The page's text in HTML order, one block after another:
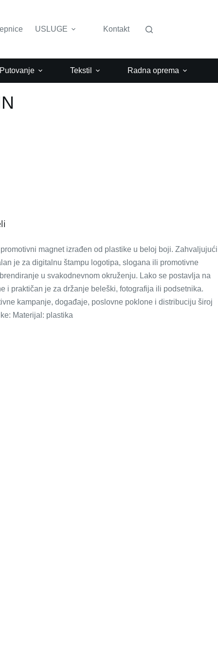
USLUGE Kontakt
Tekstil Radna oprema
magnet izrađen od plastike u beloj boji. Zahvaljujući
je za digitalnu štampu logotipa, slogana ili promotivne
u svakodnevnom okruženju. Lako se postavlja na
i praktičan je za držanje beleški, fotografija ili podsetnika.
kampanje, događaje, poslovne poklone i distribuciju široj
Materijal: plastika